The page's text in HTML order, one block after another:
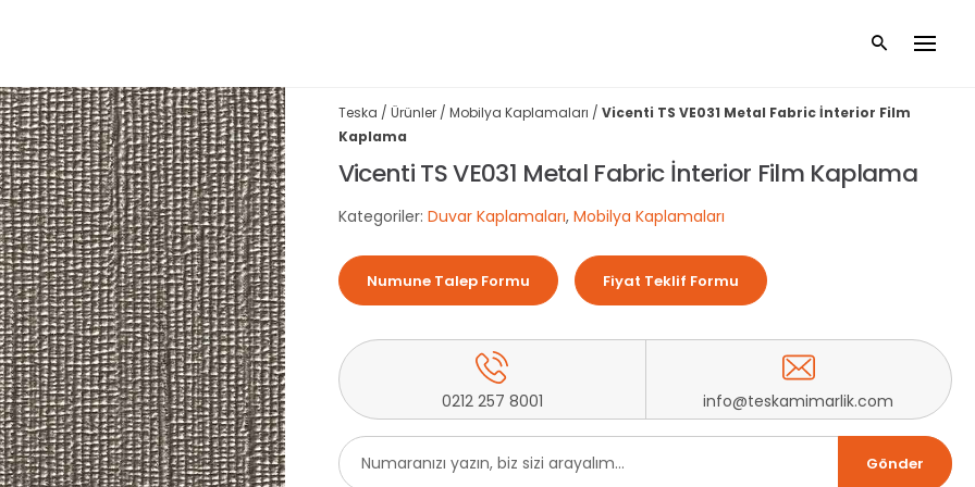
Teska / Ürünler/ Mobilya Kaplamaları / Vicenti TS VE031 Metal Fabric İnterior Film
Kaplama
Vicenti TS VE031 Metal Fabric İnterior Film Kaplama
Kategoriler: Duvar Kaplamaları, Mobilya Kaplamaları
Numune Talep Formu Fiyat Teklif Formu
0212 257 8001 info@teskamimarlik.com